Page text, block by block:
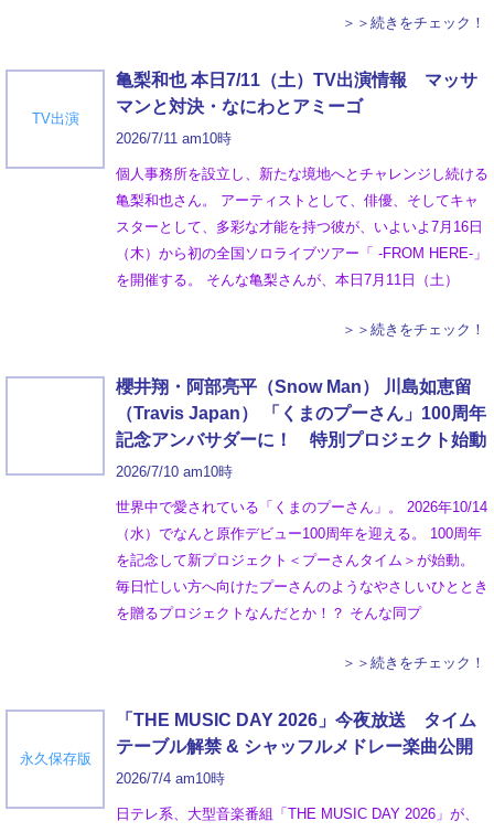
＞＞続きをチェック！
TV出演
亀梨和也 本日7/11（土）TV出演情報 マッサ
マンと対決・なにわとアミーゴ
2026/7/11 am10時
個人事務所を設立し、新たな境地へとチャレンジし続ける
亀梨和也さん。 アーティストとして、俳優、そしてキャ
スターとして、多彩な才能を持つ彼が、いよいよ7月16日
（木）から初の全国ソロライブツアー「 -FROM HERE-」
を開催する。 そんな亀梨さんが、本日7月11日（土）
＞＞続きをチェック！
櫻井翔・阿部亮平（Snow Man） 川島如恵留
（Travis Japan） 「くまのプーさん」100周年
記念アンバサダーに！ 特別プロジェクト始動
2026/7/10 am10時
世界中で愛されている「くまのプーさん」。 2026年10/14
（水）でなんと原作デビュー100周年を迎える。 100周年
を記念して新プロジェクト＜プーさんタイム＞が始動。
毎日忙しい方へ向けたプーさんのようなやさしいひととき
を贈るプロジェクトなんだとか！？ そんな同プ
＞＞続きをチェック！
永久保存版
「THE MUSIC DAY 2026」今夜放送 タイム
テーブル解禁 & シャッフルメドレー楽曲公開
2026/7/4 am10時
日テレ系、大型音楽番組「THE MUSIC DAY 2026」が、